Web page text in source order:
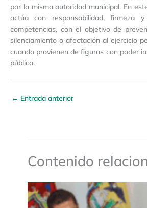
por la misma autoridad municipal. En
actúa con responsabilidad, firmeza
competencias, con el objetivo de
silenciamiento o afectación al ejercicio
cuando provienen de figuras con poder
pública.
← Entrada anterior
Contenido